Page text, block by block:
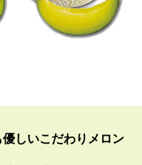
優しいこだわりメロン